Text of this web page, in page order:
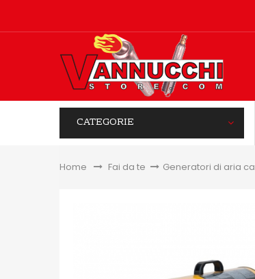
CATEGORIE
Home &gt;Fai da te > Generatori di aria